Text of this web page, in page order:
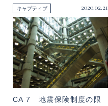
キャプティブ 2020.02.21
CA 7 地震保険制度の限